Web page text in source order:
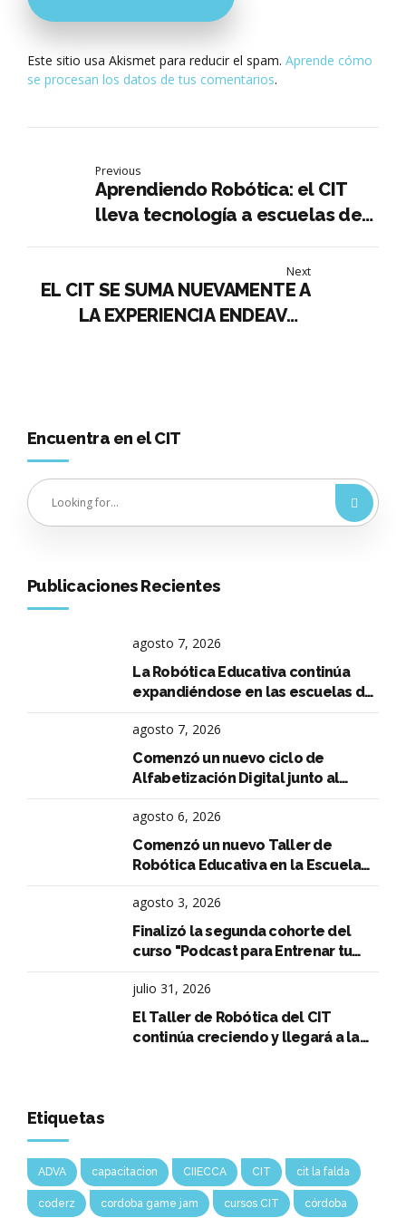
Este sitio usa Akismet para reducir el spam. Aprende cómo
se procesan los datos de tus comentarios.
Previous
Aprendiendo Robótica: el CIT
lleva tecnología a escuelas de
Next
EL CIT SE SUMA NUEVAMENTE A
LA EXPERIENCIA ENDEAVOR
Encuentra en el CIT
Publicaciones Recientes
agosto 7, 2026
La Robótica Educativa continúa
expandiéndose en las escuelas de
agosto 7, 2026
Comenzó un nuevo ciclo de
Alfabetización Digital junto al
agosto 6, 2026
Comenzó un nuevo Taller de
Robótica Educativa en la Escuela
agosto 3, 2026
Finalizó la segunda cohorte del
curso "Podcast para Entrenar tu
julio 31, 2026
El Taller de Robótica del CIT
continúa creciendo y llegará a la
Etiquetas
ADVA capacitacion CIIECCA CIT cit la falda
coderz cordoba game jam cursos CIT córdoba